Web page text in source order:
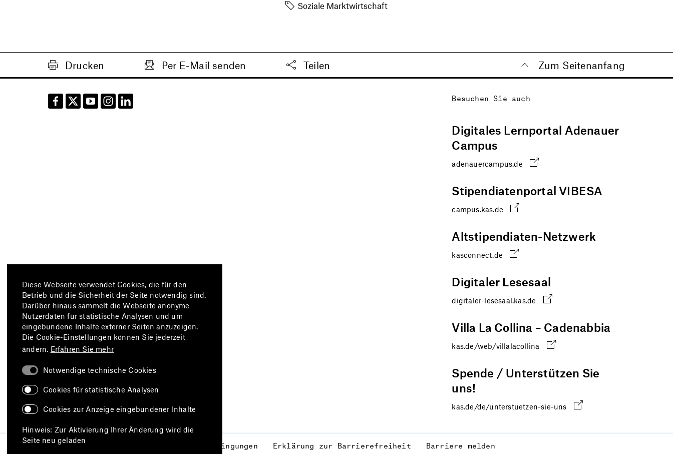
Soziale Marktwirtschaft
Drucken Per E-Mail senden Teilen Zum Seitenanfang
Besuchen Sie auch
Digitales Lernportal Adenauer
Campus
adenauercampus.de
Stipendiatenportal VIBESA
campus.kas.de
Altstipendiaten-Netzwerk
kasconnect.de
Digitaler Lesesaal
digitaler-lesesaal.kas.de
Villa La Collina – Cadenabbia
kas.de/web/villalacollina
Spende / Unterstützen Sie
uns!
kas.de/de/unterstuetzen-sie-uns
Impressum Nutzungsbedingungen Erklärung zur Barrierefreiheit Barriere melden
Diese Webseite verwendet Cookies, die für den
Betrieb und die Sicherheit der Seite notwendig sind.
Darüber hinaus sammelt die Webseite anonyme
Nutzerdaten für statistische Analysen und um
eingebundene Inhalte externer Seiten anzuzeigen.
Die Cookie-Einstellungen können Sie jederzeit
ändern. Erfahren Sie mehr
Notwendige technische Cookies
Cookies für statistische Analysen
Cookies zur Anzeige eingebundener Inhalte
Hinweis: Zur Aktivierung Ihrer Änderung wird die
Seite neu geladen